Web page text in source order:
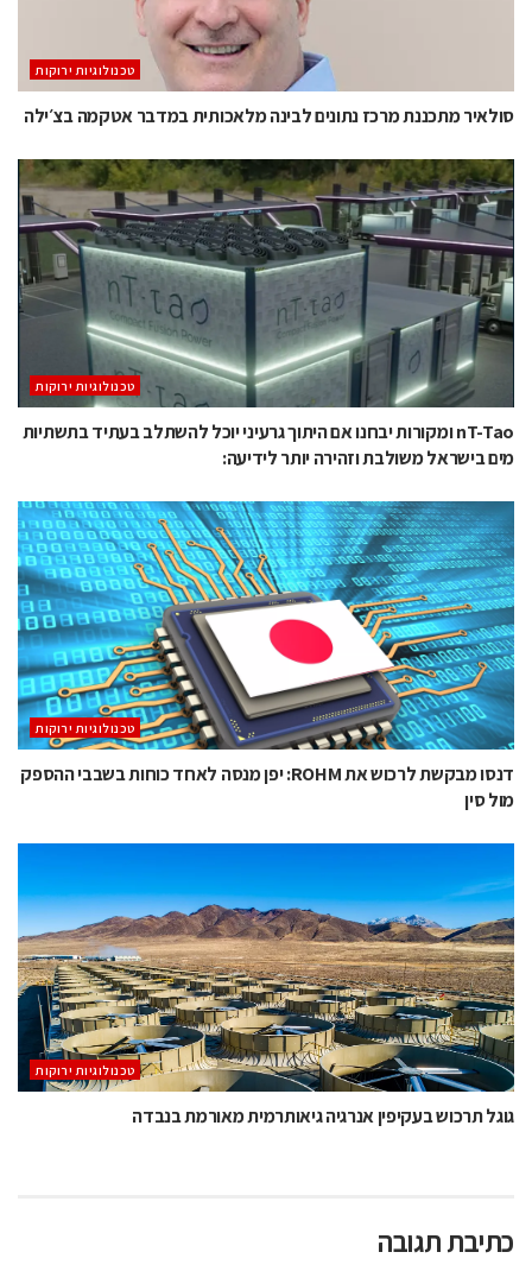
‫טכנולוגיות ירוקות‬
סולאיר מתכננת מרכז נתונים לבינה מלאכותית במדבר אטקמה בצ׳ילה
‫טכנולוגיות ירוקות‬
nT-Tao ומקורות יבחנו אם היתוך גרעיני יוכל להשתלב בעתיד בתשתיות
מים בישראל משולבת וזהירה יותר לידיעה:
‫טכנולוגיות ירוקות‬
דנסו מבקשת לרכוש את ROHM: יפן מנסה לאחד כוחות בשבבי ההספק
מול סין
‫טכנולוגיות ירוקות‬
גוגל תרכוש בעקיפין אנרגיה גיאותרמית מאורמת בנבדה
כתיבת תגובה